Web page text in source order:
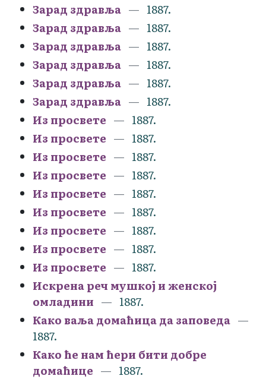
Зарад здравља
1887.
Зарад здравља
1887.
Зарад здравља
1887.
Зарад здравља
1887.
Зарад здравља
1887.
Зарад здравља
1887.
Из просвете
1887.
Из просвете
1887.
Из просвете
1887.
Из просвете
1887.
Из просвете
1887.
Из просвете
1887.
Из просвете
1887.
Из просвете
1887.
Из просвете
1887.
Искрена реч мушкој и женској
омладини
1887.
Како ваља домаћица да заповеда
1887.
Како ће нам ћери бити добре
домаћице
1887.